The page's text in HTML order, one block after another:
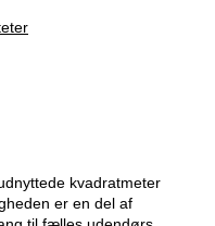
kvadratmeter
er en del af